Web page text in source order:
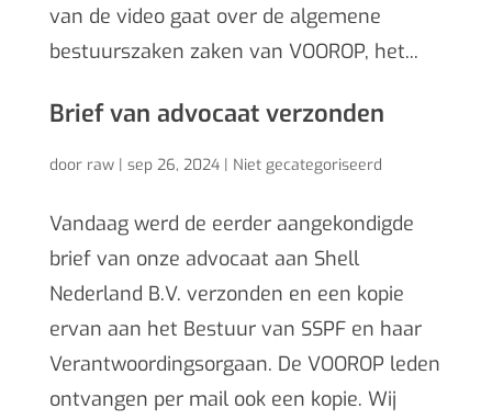
van de video gaat over de algemene
bestuurszaken zaken van VOOROP, het...
Brief van advocaat verzonden
door raw| sep 26, 2024| Niet gecategoriseerd
Vandaag werd de eerder aangekondigde
brief van onze advocaat aan Shell
Nederland B.V. verzonden en een kopie
ervan aan het Bestuur van SSPF en haar
Verantwoordingsorgaan. De VOOROP leden
ontvangen per mail ook een kopie. Wij